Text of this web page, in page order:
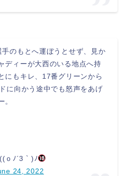
のもとへ運ぼうとせず、見か
ディーが大西のいる地点へ持
にもキレ、17番グリーンから
に向かう途中でも怒声をあげ
。
ｏﾉ´3｀)ﾉ
24, 2022